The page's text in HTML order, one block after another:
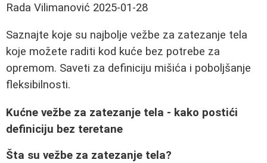
Rada Vilimanović 2025-01-28
Saznajte koje su najbolje vežbe za zatezanje tela
koje možete raditi kod kuće bez potrebe za
opremom. Saveti za definiciju mišića i poboljšanje
fleksibilnosti.
Kućne vežbe za zatezanje tela - kako postići
definiciju bez teretane
Šta su vežbe za zatezanje tela?